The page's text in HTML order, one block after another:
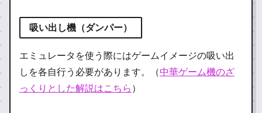
吸い出し機 （ダンパー）
エミュレータを使う際にはゲームイメージの吸い出
しを各自行う必要があります。（中華ゲーム機のざ
っくりとした解説はこちら ）